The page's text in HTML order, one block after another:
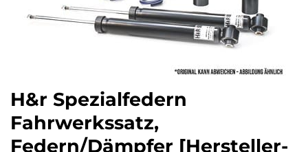
H&r Spezialfedern
Fahrwerkssatz,
Federn/Dämpfer [Hersteller-